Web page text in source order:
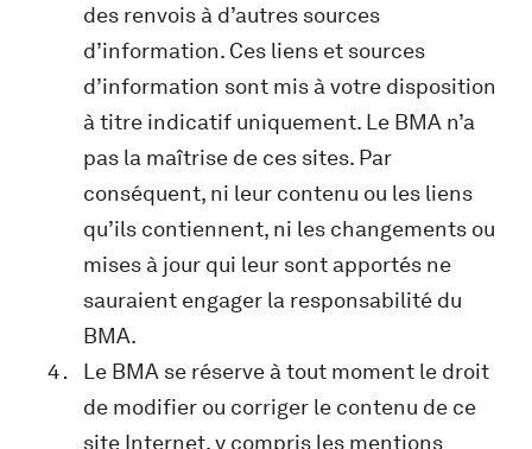
des renvois à d’autres sources
d’information. Ces liens et sources
d’information sont mis à votre disposition
à titre indicatif uniquement. Le BMA n’a
pas la maîtrise de ces sites. Par
conséquent, ni leur contenu ou les liens
qu’ils contiennent, ni les changements ou
mises à jour qui leur sont apportés ne
sauraient engager la responsabilité du
BMA.
Le BMA se réserve à tout moment le droit
de modifier ou corriger le contenu de ce
site Internet, y compris les mentions